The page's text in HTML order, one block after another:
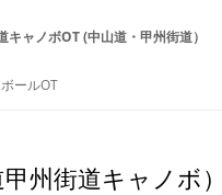
キャノボOT (中山道・甲州街道）
ールOT
州街道キャノボ）